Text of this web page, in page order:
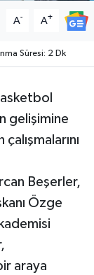
A- A+
Süresi: 2 Dk
gelişimine
Beşerler,
Özge
araya